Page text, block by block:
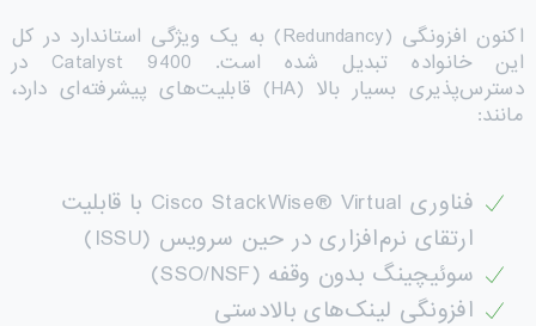
اکنون افزونگی (Redundancy) به یک ویژگی استاندارد در کل
این خانواده تبدیل شده است. Catalyst 9400 در
دسترس‌پذیری بسیار بالا (HA) قابلیت‌های پیشرفته‌ای دارد،
مانند:
فناوری Cisco StackWise® Virtual با قابلیت
ارتقای نرم‌افزاری در حین سرویس (ISSU)
سوئیچینگ بدون وقفه (SSO/NSF)
افزونگی لینک‌های بالادستی